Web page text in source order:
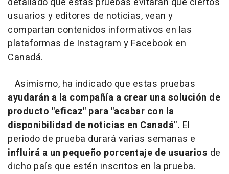
usuarios y editores de noticias, vean y
compartan contenidos informativos en las
plataformas de Instagram y Facebook en
Canadá.
Asimismo, ha indicado que estas pruebas
ayudarán a la compañía a crear una solución de
producto "eficaz" para "acabar con la
disponibilidad de noticias en Canadá". El
periodo de prueba durará varias semanas e
influirá a un pequeño porcentaje de usuarios de
dicho país que estén inscritos en la prueba.